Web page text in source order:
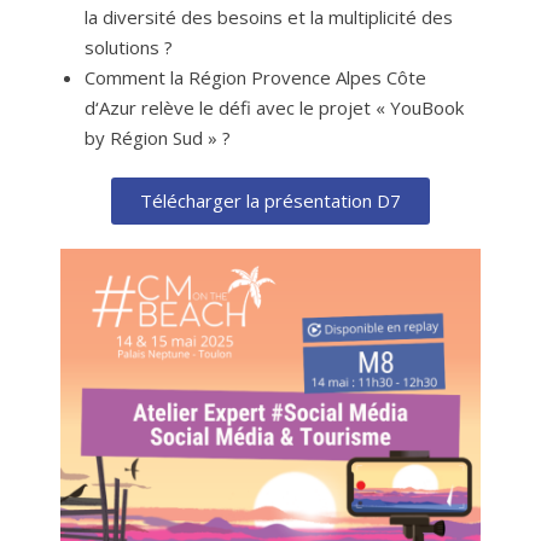
la diversité des besoins et la multiplicité des
solutions ?
Comment la Région Provence Alpes Côte
d‘Azur relève le défi avec le projet « YouBook
by Région Sud » ?
Télécharger la présentation D7